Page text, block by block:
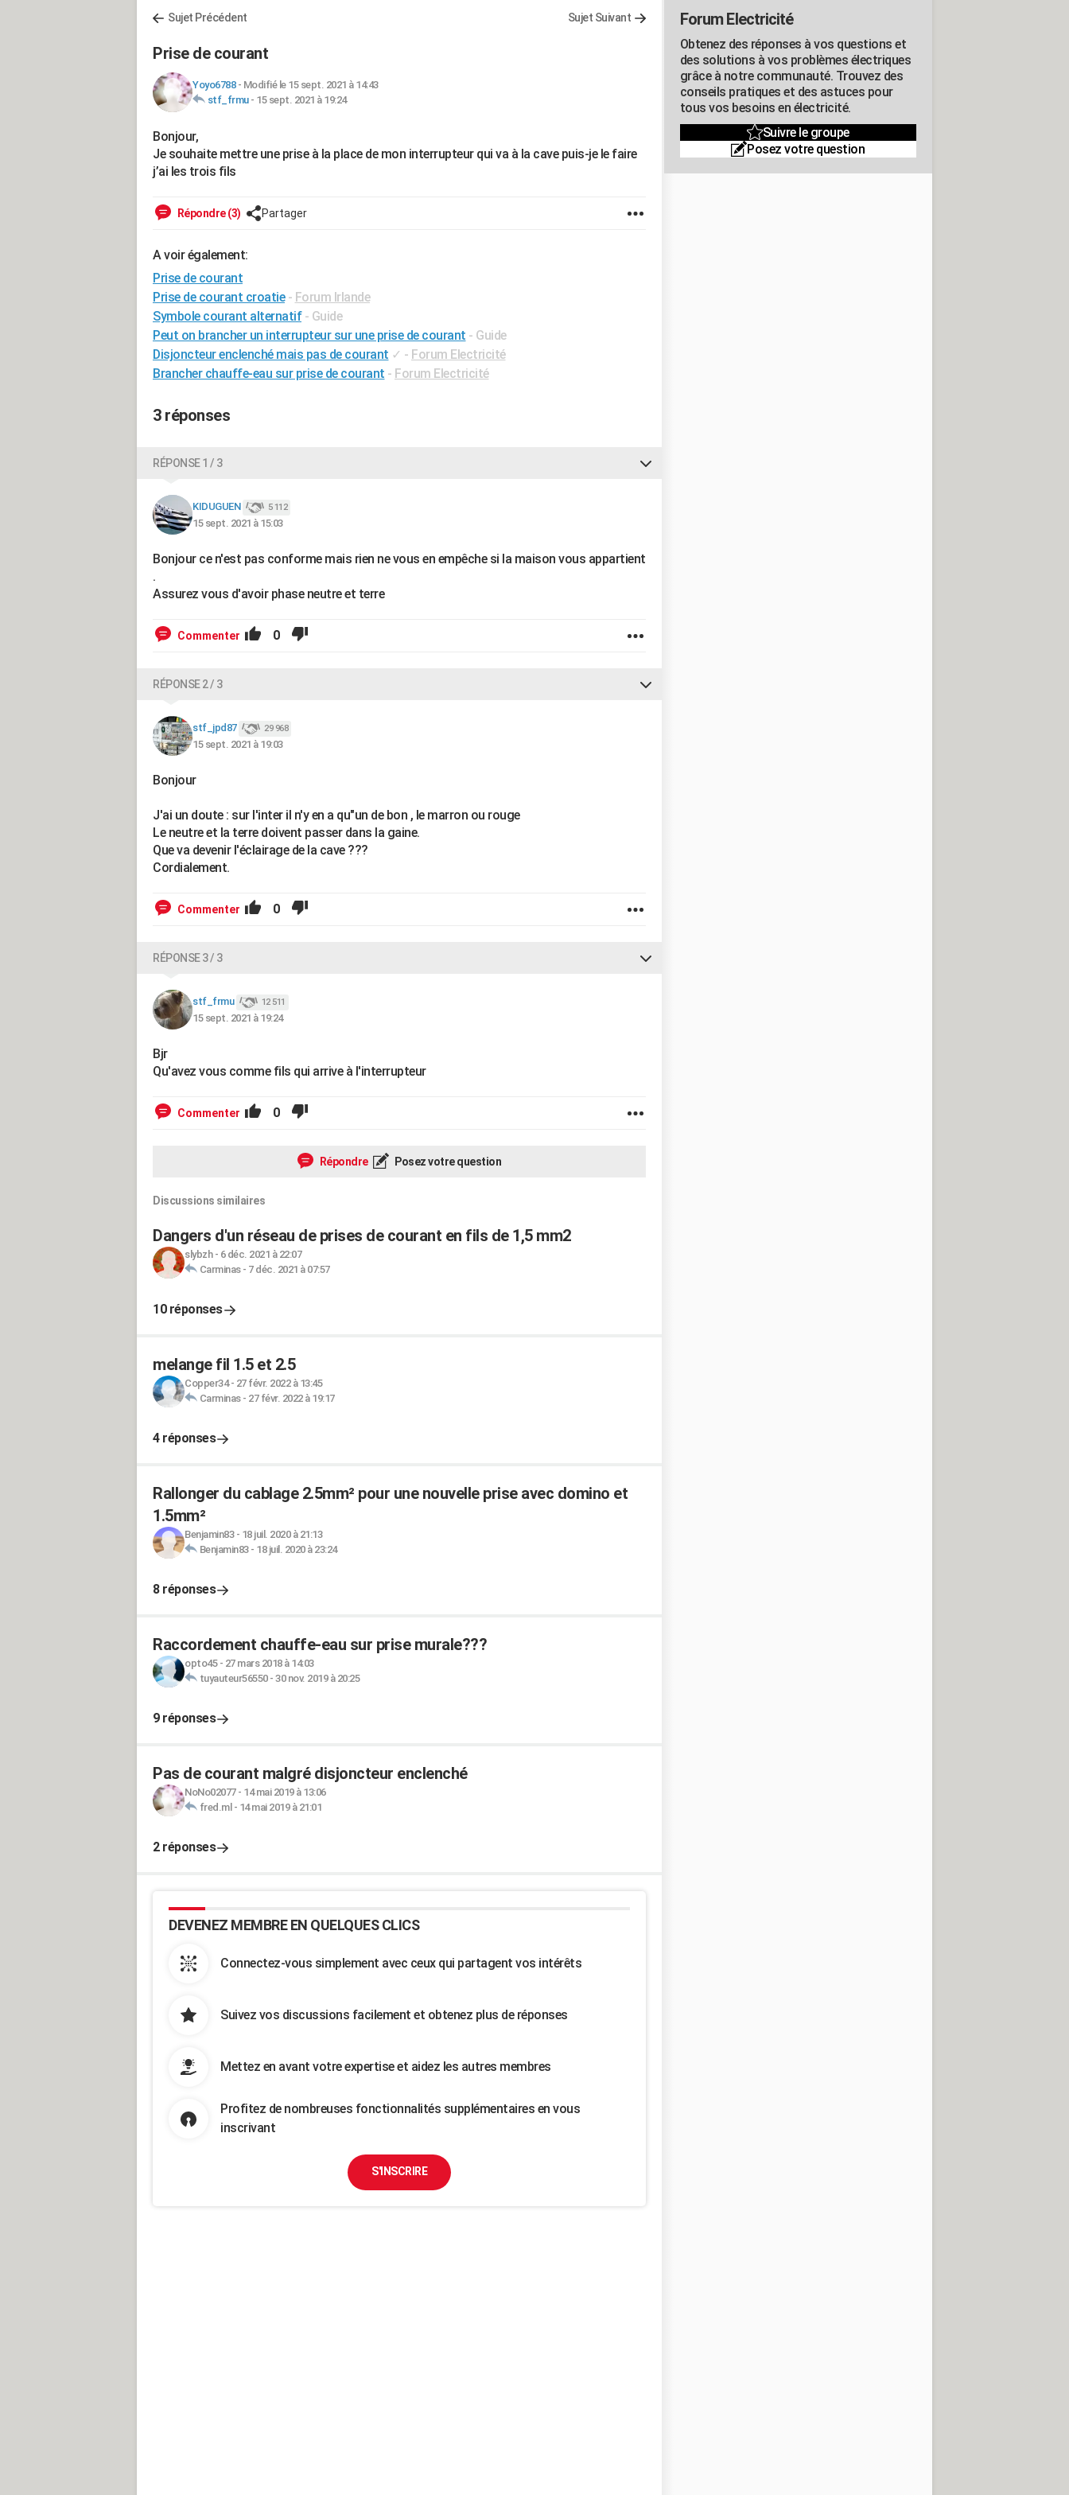
Sujet Précédent Sujet Suivant
Prise de courant
Yoyo6788- Modifié le 15 sept. 2021 à 14:43
stf_frmu- 15 sept. 2021 à 19:24
Bonjour,
Je souhaite mettre une prise à la place de mon interrupteur qui va à la cave puis-je le faire
j’ai les trois fils
Répondre (3) Partager
A voir également:
Prise de courant
Prise de courant croatie - Forum Irlande
Symbole courant alternatif - Guide
Peut on brancher un interrupteur sur une prise de courant - Guide
Disjoncteur enclenché mais pas de courant ✓ - Forum Electricité
Brancher chauffe-eau sur prise de courant - Forum Electricité
3 réponses
RÉPONSE 1 / 3
KIDUGUEN 5 112
15 sept. 2021 à 15:03
Bonjour ce n'est pas conforme mais rien ne vous en empêche si la maison vous appartient
.
Assurez vous d'avoir phase neutre et terre
Commenter 0
RÉPONSE 2 / 3
stf_jpd87 29 968
15 sept. 2021 à 19:03
Bonjour
J'ai un doute : sur l'inter il n'y en a qu"un de bon , le marron ou rouge
Le neutre et la terre doivent passer dans la gaine.
Que va devenir l'éclairage de la cave ???
Cordialement.
Commenter 0
RÉPONSE 3 / 3
stf_frmu 12 511
15 sept. 2021 à 19:24
Bjr
Qu'avez vous comme fils qui arrive à l'interrupteur
Commenter 0
Répondre Posez votre question
Discussions similaires
Dangers d'un réseau de prises de courant en fils de 1,5 mm2
slybzh- 6 déc. 2021 à 22:07
Carminas- 7 déc. 2021 à 07:57
10 réponses
melange fil 1.5 et 2.5
Copper34- 27 févr. 2022 à 13:45
Carminas- 27 févr. 2022 à 19:17
4 réponses
Rallonger du cablage 2.5mm² pour une nouvelle prise avec domino et
1.5mm²
Benjamin83- 18 juil. 2020 à 21:13
Benjamin83- 18 juil. 2020 à 23:24
8 réponses
Raccordement chauffe-eau sur prise murale???
opto45- 27 mars 2018 à 14:03
tuyauteur56550- 30 nov. 2019 à 20:25
9 réponses
Pas de courant malgré disjoncteur enclenché
NoNo02077- 14 mai 2019 à 13:06
fred.ml - 14 mai 2019 à 21:01
2 réponses
DEVENEZ MEMBRE EN QUELQUES CLICS
Connectez-vous simplement avec ceux qui partagent vos intérêts
Suivez vos discussions facilement et obtenez plus de réponses
Mettez en avant votre expertise et aidez les autres membres
Profitez de nombreuses fonctionnalités supplémentaires en vous
inscrivant
S'INSCRIRE
Forum Electricité
Obtenez des réponses à vos questions et
des solutions à vos problèmes électriques
grâce à notre communauté. Trouvez des
conseils pratiques et des astuces pour
tous vos besoins en électricité.
Suivre le groupe
Posez votre question